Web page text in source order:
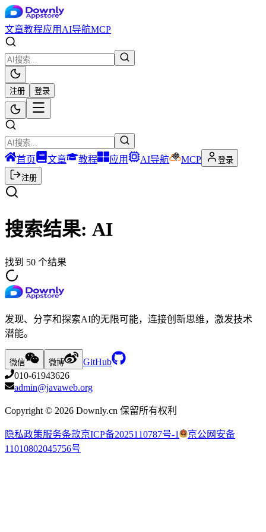
文章教程应用 AI导航MCP
注册 登录
首页 文章 教程 应用 AI导航 MCP
登录
注册
搜索结果: AI
找到 50 个结果
发现、分享和探索AI的无限可能，连接创新思维，激发技术
潜能。
微信 微博
GitHub
010-61943626
admin@javaweb.org
Copyright © 2026 Downly.cn 保留所有权利
隐私政策服务条款京ICP备2025110787号-1
京公网安备
11010802045756号